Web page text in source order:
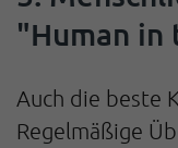
"Human in
Auch die beste
Regelmäßige